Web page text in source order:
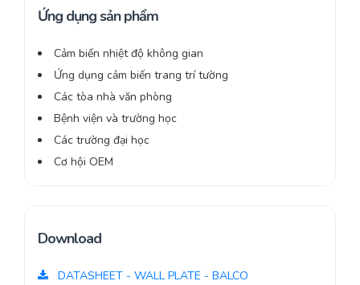
Ứng dụng sản phẩm
Cảm biến nhiệt độ không gian
Ứng dụng cảm biến trang trí tường
Các tòa nhà văn phòng
Bệnh viện và trường học
Các trường đại học
Cơ hội OEM
Download
DATASHEET - WALL PLATE - BALCO